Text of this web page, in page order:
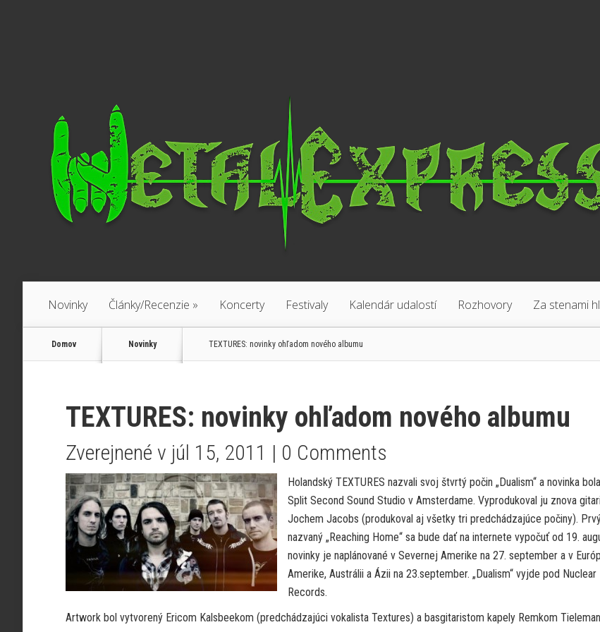
Novinky Články/Recenzie » Koncerty Festivaly Kalendár udalostí Rozhovory Za stenami
Domov Novinky TEXTURES: novinky ohľadom nového albumu
TEXTURES: novinky ohľadom nového albumu
Zverejnené v júl 15, 2011 | 0 Comments
Holandský TEXTURES nazvali svoj štvrtý počin „Dualism“ a novinka
Split Second Sound Studio v Amsterdame. Vyprodukoval ju znova
Jochem Jacobs (produkoval aj všetky tri predchádzajúce počiny).
nazvaný „Reaching Home“ sa bude dať na internete vypočuť od 19.
novinky je naplánované v Severnej Amerike na 27. september a v
Amerike, Austrálii a Ázii na 23.september. „Dualism“ vyjde pod Nuclear
Records.
Artwork bol vytvorený Ericom Kalsbeekom (predchádzajúci vokalista Textures) a basgitaristom kapely Remkom